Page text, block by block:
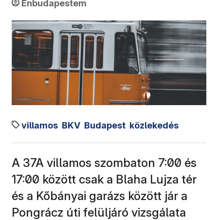
Énbudapestem
villamos BKV Budapest közlekedés
A 37A villamos szombaton 7:00 és
17:00 között csak a Blaha Lujza tér
és a Kőbányai garázs között jár a
Pongrácz úti felüljáró vizsgálata